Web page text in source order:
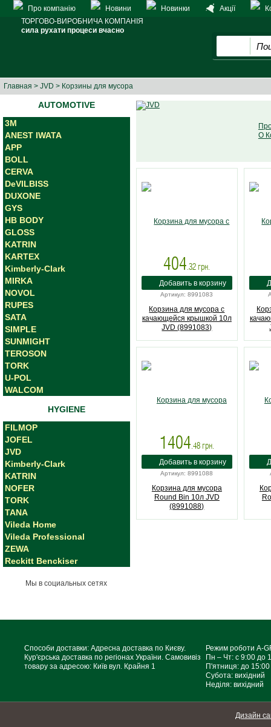
Про компанію Новини Новинки Акції
ТОРГОВО-ВИРОБНИЧА КОМПАНІЯ
сила рухати процеси вчасно
Главная > JVD > Корзины для мусора
AUTOMOTIVE
3M
ANEST IWATA
APP
BOLL
CERVA
DeVILBISS
DUXONE
GYS
HB BODY
GLOSS
KATRIN
KARTEX
Kimberly-Clark
MIRKA
NOVOL
RUPES
SATA
SIMPLE
SUNMIGHT
TEROSON
TORK
U-POL
WALCOM
HYGIENE
FILMOP
JOFEL
JVD
Kimberly-Clark
KATRIN
NOFER
TORK
TANA
Vileda Home
Vileda Professional
ZEWA
Reckitt Benckiser
Мы в социальных сетях
О
404 .32грн.
Артикул: 8991083
Корзина для мусора с
качающейся крышкой 10л
JVD (8991083)
1404 .48грн.
Артикул: 8991088
Корзина для мусора
Round Bin 10л JVD
(8991088)
Способи доставки: Адресна доставка по Києву.
Кур'єрська доставка по регіонах України. Самовивіз
товару за адресою: Київ вул. Крайня 1
Режим роботи A-
Пн – Чт: с 9:00 до
П'ятниця: до 15:00
Субота: вихідний
Неділя: вихідний
Дизайн